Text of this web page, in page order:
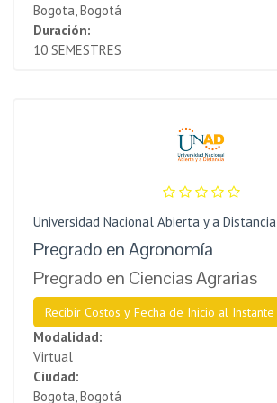
Bogota, Bogotá
Duración:
10 SEMESTRES
Universidad Nacional Abierta y a Distancia
Pregrado en Agronomía
Pregrado en Ciencias Agrarias
Recibir Costos y Fecha de Inicio al Instante
Modalidad:
Virtual
Ciudad:
Bogota, Bogotá